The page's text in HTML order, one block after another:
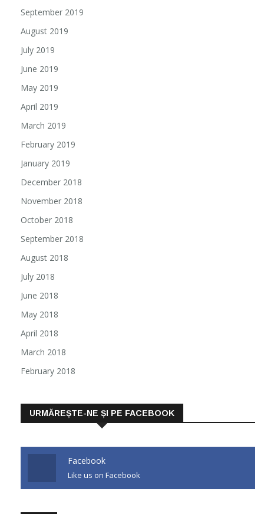
September 2019
August 2019
July 2019
June 2019
May 2019
April 2019
March 2019
February 2019
January 2019
December 2018
November 2018
October 2018
September 2018
August 2018
July 2018
June 2018
May 2018
April 2018
March 2018
February 2018
URMĂREȘTE-NE ȘI PE FACEBOOK
Facebook
Like us on Facebook